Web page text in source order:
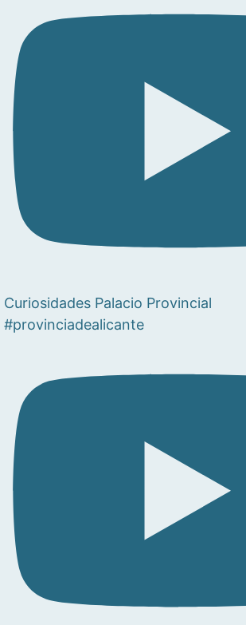
Curiosidades Palacio Provincial
#provinciadealicante